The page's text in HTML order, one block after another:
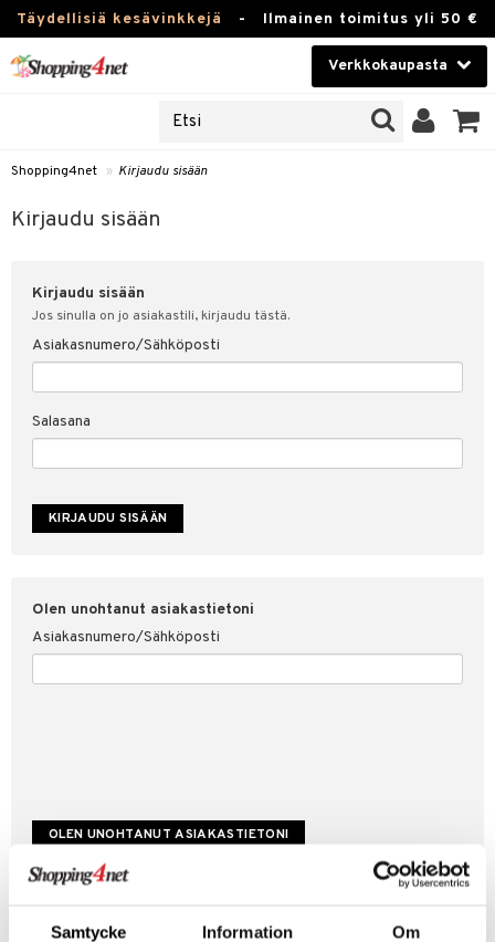
Samtycke Information Om
Täydellisiä kesävinkkejä - Ilmainen toimitus yli 50 €
Verkkokaupasta
Piilolinssit
Luontaistuotteet
Fitness
Koti & Sisustus
Lelut, Lapsi & Vauva
Tuotemerkkejä
Shopping4net » Kirjaudu sisään
Kirjaudu sisään
Kirjaudu sisään
Jos sinulla on jo asiakastili, kirjaudu tästä.
Asiakasnumero/Sähköposti
Salasana
Olen unohtanut asiakastietoni
Asiakasnumero/Sähköposti
Luo uusi asiakas
sisään
& vastauksia
myyntiehdot
suojaus